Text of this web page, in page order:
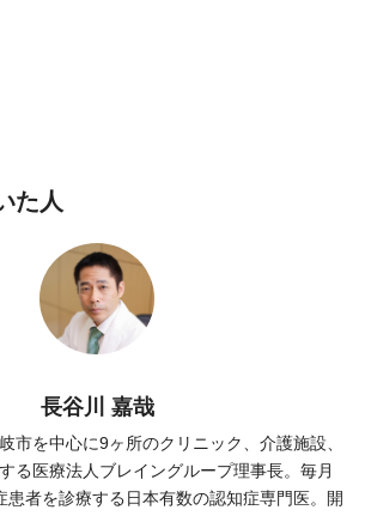
た人
長谷川 嘉哉
市を中心に9ヶ所のクリニック、介護施設、
る医療法人ブレイングループ理事長。毎月
患者を診療する日本有数の認知症専門医。開